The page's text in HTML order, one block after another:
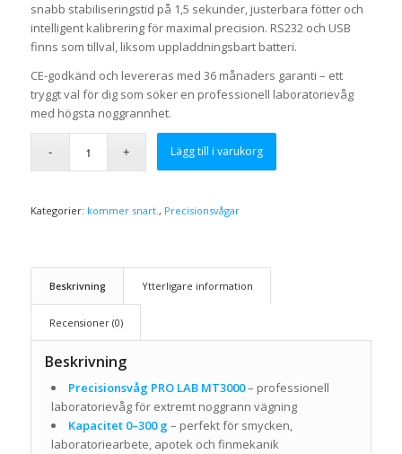
snabb stabiliseringstid på 1,5 sekunder, justerbara fötter och
intelligent kalibrering för maximal precision. RS232 och USB
finns som tillval, liksom uppladdningsbart batteri.
CE-godkänd och levereras med 36 månaders garanti – ett
tryggt val för dig som söker en professionell laboratorievåg
med högsta noggrannhet.
Lägg till i varukorg
Kategorier: kommer snart., Precisionsvågar
Beskrivning Ytterligare information
Recensioner (0)
Beskrivning
Precisionsvåg PRO LAB MT3000– professionell
laboratorievåg för extremt noggrann vägning
Kapacitet 0–300 g– perfekt för smycken,
laboratoriearbete, apotek och finmekanik